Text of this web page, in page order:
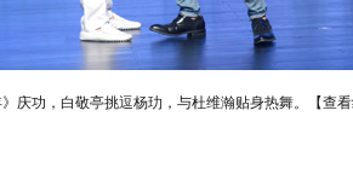
》庆功，白敬亭挑逗杨玏，与杜维瀚贴身热舞。【查